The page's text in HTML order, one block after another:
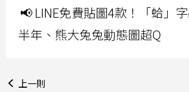
📢 LINE免費貼圖4款！「蛤」
半年、熊大兔兔動態圖超Q
上一則